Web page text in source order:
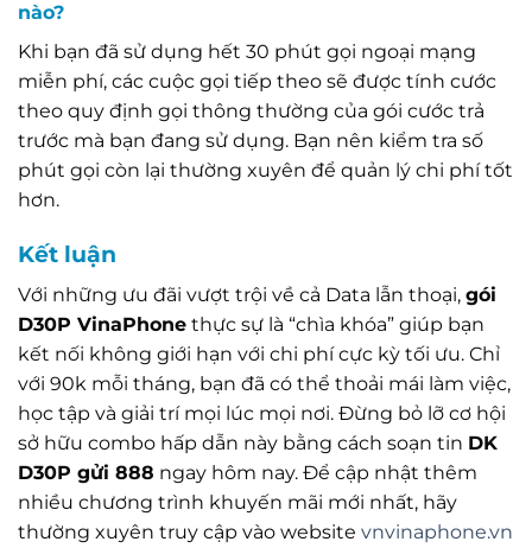
nào?
Khi bạn đã sử dụng hết 30 phút gọi ngoại mạng
miễn phí, các cuộc gọi tiếp theo sẽ được tính cước
theo quy định gọi thông thường của gói cước trả
trước mà bạn đang sử dụng. Bạn nên kiểm tra số
phút gọi còn lại thường xuyên để quản lý chi phí tốt
hơn.
Kết luận
Với những ưu đãi vượt trội về cả Data lẫn thoại, gói
D30P VinaPhone thực sự là “chìa khóa” giúp bạn
kết nối không giới hạn với chi phí cực kỳ tối ưu. Chỉ
với 90k mỗi tháng, bạn đã có thể thoải mái làm việc,
học tập và giải trí mọi lúc mọi nơi. Đừng bỏ lỡ cơ hội
sở hữu combo hấp dẫn này bằng cách soạn tin DK
D30P gửi 888 ngay hôm nay. Để cập nhật thêm
nhiều chương trình khuyến mãi mới nhất, hãy
thường xuyên truy cập vào website vnvinaphone.vn